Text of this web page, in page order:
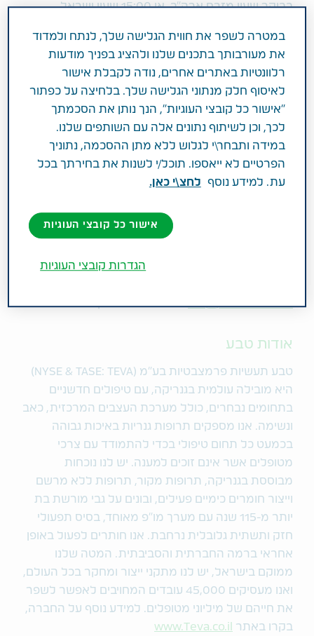
בבוקר שעון מזרח ארה"ב, או 15:00 שעון ישראל.
בשאר העולם
1174907
נוספים ניתן למצוא
לפחות 10 דקות לפני תחילת השיחה בכדי לאפשר זמן
שעות מסיומה. ניתן להאזין להקלטת השיחה גם בטלפון
3333009785 (0) 44
+ לשאר העולם. קוד 1174907
.
אודות טבע
טבע תעשיות פרמצבטיות בע"מ (NYSE & TASE: TEVA)
היא מובילה עולמית בגנריקה, עם טיפולים חדשניים
בתחומים נבחרים, כולל מערכת העצבים המרכזית, כאב
ונשימה. אנו מספקים תרופות גנריות באיכות גבוהה
בכמעט כל תחום טיפולי בכדי להתמודד עם צרכי
מטופלים אשר אינם זוכים למענה. יש לנו נוכחות
מבוססת בגנריקה, תרופות מקור, תרופות ללא מרשם
וייצור חומרים כימיים פעילים, ובונים על גבי מורשת בת
יותר מ-115 שנה עם מערך מו"פ מאוחד, בסיס תפעולי
חזק ותשתית גלובלית נרחבת. אנו חותרים לפעול באופן
אחראי ברמה החברתית והסביבתית. המטה שלנו
ממוקם בישראל, יש לנו מתקני ייצור ומחקר בכל העולם,
ואנו מעסיקים 45,000 עובדים המחויבים לאפשר לשפר
את חייהם של מיליוני מטופלים. למידע נוסף על החברה,
בקרו באתר
www.Teva.co.il
במטרה לשפר את חווית הגלישה שלך, לנתח ולמדוד
את מעורבותך בתכנים שלנו ולהציג בפניך מודעות
רלוונטיות באתרים אחרים, נודה לקבלת אישור
לאיסוף חלק מנתוני הגלישה שלך. בלחיצה על כפתור
"אישור כל קובצי העוגיות", הנך נותן את הסכמתך
לכך, וכן לשיתוף נתונים אלה עם השותפים שלנו.
במידה ותבחר\י לגלוש ללא מתן ההסכמה, נתוניך
הפרטיים לא ייאספו. תוכל/י לשנות את בחירתך בכל
עת. למידע נוסף
לחצ\י כאן.
אישור כל קובצי העוגיות
הגדרות קובצי העוגיות